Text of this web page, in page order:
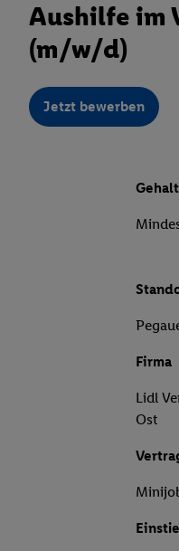
Aushilfe im
(m/w/d)
Jetzt bewerben
Gehalt
Firma
Lidl
Ost